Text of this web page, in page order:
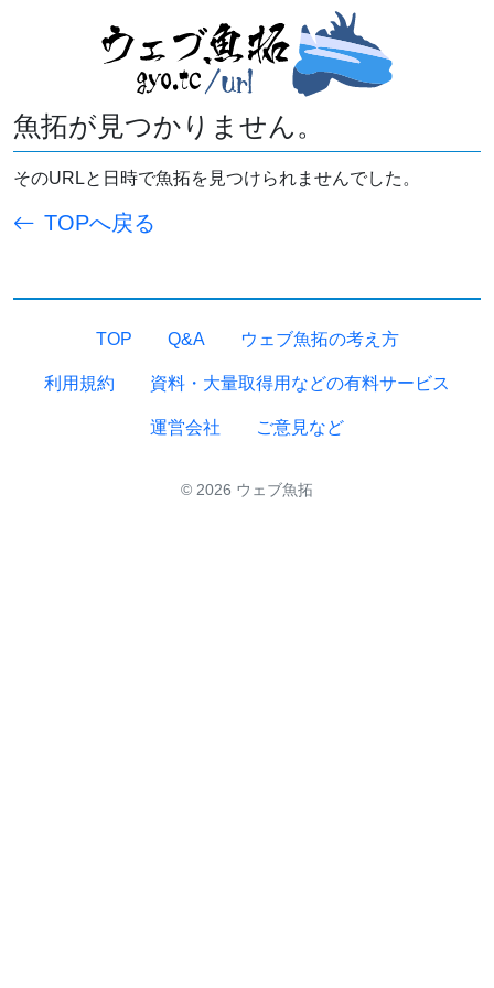
魚拓が見つかりません。
そのURLと日時で魚拓を見つけられませんでした。
TOPへ戻る
TOP Q&A ウェブ魚拓の考え方
利用規約 資料・大量取得用などの有料サービス
運営会社 ご意見など
© 2026 ウェブ魚拓